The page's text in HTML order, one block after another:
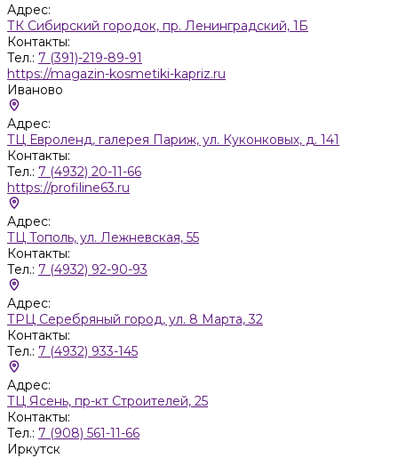
Адрес:
ТК Сибирский городок, пр. Ленинградский, 1Б
Контакты:
Тел.: 7 (391)-219-89-91
https://magazin-kosmetiki-kapriz.ru
Иваново
Адрес:
ТЦ Евроленд, галерея Париж, ул. Куконковых, д. 141
Контакты:
Тел.: 7 (4932) 20-11-66
https://profiline63.ru
Адрес:
ТЦ Тополь, ул. Лежневская, 55
Контакты:
Тел.: 7 (4932) 92-90-93
Адрес:
ТРЦ Серебряный город, ул. 8 Марта, 32
Контакты:
Тел.: 7 (4932) 933-145
Адрес:
ТЦ Ясень, пр-кт Строителей, 25
Контакты:
Тел.: 7 (908) 561-11-66
Иркутск